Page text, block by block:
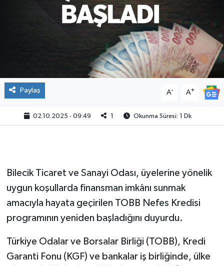
Paylaş A- A+
02.10.2025 - 09:49 1 Okunma Süresi: 1 Dk
Bilecik Ticaret ve Sanayi Odası, üyelerine yönelik
uygun koşullarda finansman imkânı sunmak
amacıyla hayata geçirilen TOBB Nefes Kredisi
programının yeniden başladığını duyurdu.
Türkiye Odalar ve Borsalar Birliği (TOBB), Kredi
Garanti Fonu (KGF) ve bankalar iş birliğinde, ülke